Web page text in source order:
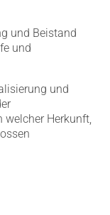
und Beistand
und
und
welcher Herkunft,